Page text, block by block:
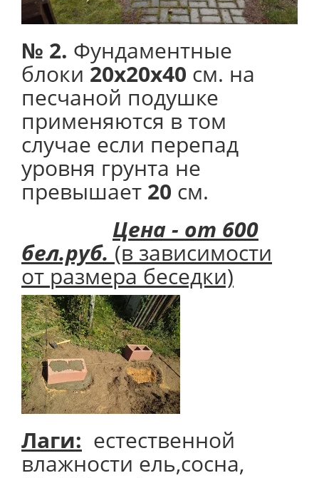
№ 2. Фундаментные
блоки 20х20х40 см. на
песчаной подушке
применяются в том
случае если перепад
уровня грунта не
превышает 20 см.
Цена - от 600
бел.руб. (в зависимости
от размера беседки)
Лаги: естественной
влажности ель,сосна,